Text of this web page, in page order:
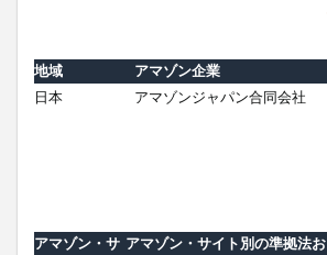
地域
アマゾン企業
日本
アマゾンジャパン合同会社
アマゾン・サ アマゾン・サイト別の準拠法